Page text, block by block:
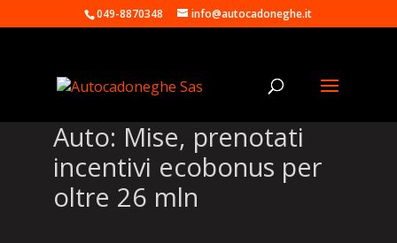
049-8870348 info@autocadoneghe.it
Auto: Mise, prenotati
incentivi ecobonus per
oltre 26 mln